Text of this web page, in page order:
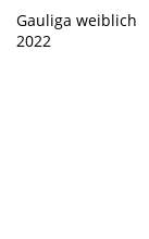
Gauliga weiblich
2022